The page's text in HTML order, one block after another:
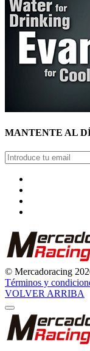
MANTENTE AL
© Mercadoracing
Términos y
VOLVER ARRIBA